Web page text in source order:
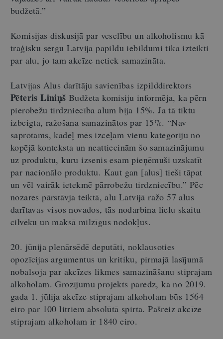
budžetā.”
Komisijas diskusijā par veselību un alkoholismu kā
traģisku sērgu Latvijā papildu iebildumi tika izteikti
par alu, jo tam akcīze netiek samazināta.
Latvijas Alus darītāju savienības izpilddirektors
Pēteris Liniņš Budžeta komisiju informēja, ka pērn
pierobežu tirdzniecība alum bija 15%. Ja tā tiktu
izbeigta, ražošana samazinātos par 15%. “Nav
saprotams, kādēļ mēs izceļam vienu kategoriju no
kopējā konteksta un neattiecinām šo samazinājumu
uz produktu, kuru izsenis esam pieņēmuši uzskatīt
par nacionālo produktu. Kaut gan [alus] tieši tāpat
un vēl vairāk ietekmē pārrobežu tirdzniecību.” Pēc
nozares pārstāvja teiktā, alu Latvijā ražo 57 alus
darītavas visos novados, tās nodarbina lielu skaitu
cilvēku un maksā milzīgus nodokļus.
20. jūnija plenārsēdē deputāti, noklausoties
opozīcijas argumentus un kritiku, pirmajā lasījumā
nobalsoja par akcīzes likmes samazināšanu stiprajam
alkoholam. Grozījumu projekts paredz, ka no 2019.
gada 1. jūlija akcīze stiprajam alkoholam būs 1564
eiro par 100 litriem absolūtā spirta. Pašreiz akcīze
stiprajam alkoholam ir 1840 eiro.